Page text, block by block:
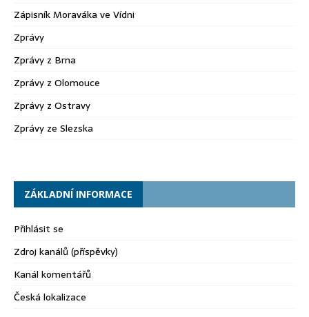
Zápisník Moraváka ve Vídni
Zprávy
Zprávy z Brna
Zprávy z Olomouce
Zprávy z Ostravy
Zprávy ze Slezska
ZÁKLADNÍ INFORMACE
Přihlásit se
Zdroj kanálů (příspěvky)
Kanál komentářů
Česká lokalizace